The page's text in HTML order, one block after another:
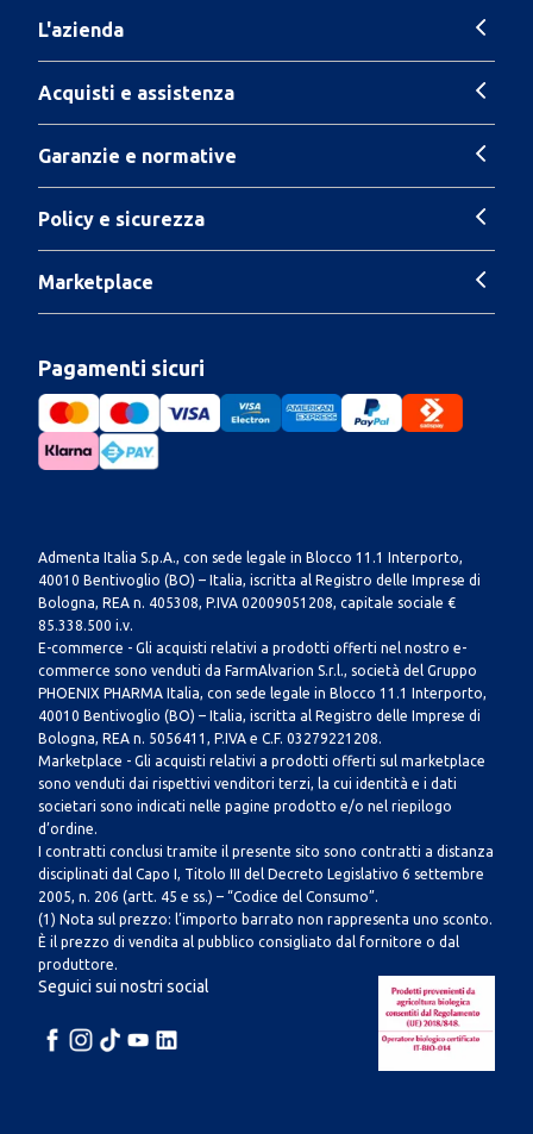
L'azienda
Acquisti e assistenza
Garanzie e normative
Policy e sicurezza
Marketplace
Pagamenti sicuri
Admenta Italia S.p.A., con sede legale in Blocco 11.1 Interporto,
40010 Bentivoglio (BO) – Italia, iscritta al Registro delle Imprese di
Bologna, REA n. 405308, P.IVA 02009051208, capitale sociale €
85.338.500 i.v.
E-commerce - Gli acquisti relativi a prodotti offerti nel nostro e-
commerce sono venduti da FarmAlvarion S.r.l., società del Gruppo
PHOENIX PHARMA Italia, con sede legale in Blocco 11.1 Interporto,
40010 Bentivoglio (BO) – Italia, iscritta al Registro delle Imprese di
Bologna, REA n. 5056411, P.IVA e C.F. 03279221208.
Marketplace - Gli acquisti relativi a prodotti offerti sul marketplace
sono venduti dai rispettivi venditori terzi, la cui identità e i dati
societari sono indicati nelle pagine prodotto e/o nel riepilogo
d’ordine.
I contratti conclusi tramite il presente sito sono contratti a distanza
disciplinati dal Capo I, Titolo III del Decreto Legislativo 6 settembre
2005, n. 206 (artt. 45 e ss.) – “Codice del Consumo”.
(1) Nota sul prezzo: l’importo barrato non rappresenta uno sconto.
È il prezzo di vendita al pubblico consigliato dal fornitore o dal
produttore.
Seguici sui nostri social